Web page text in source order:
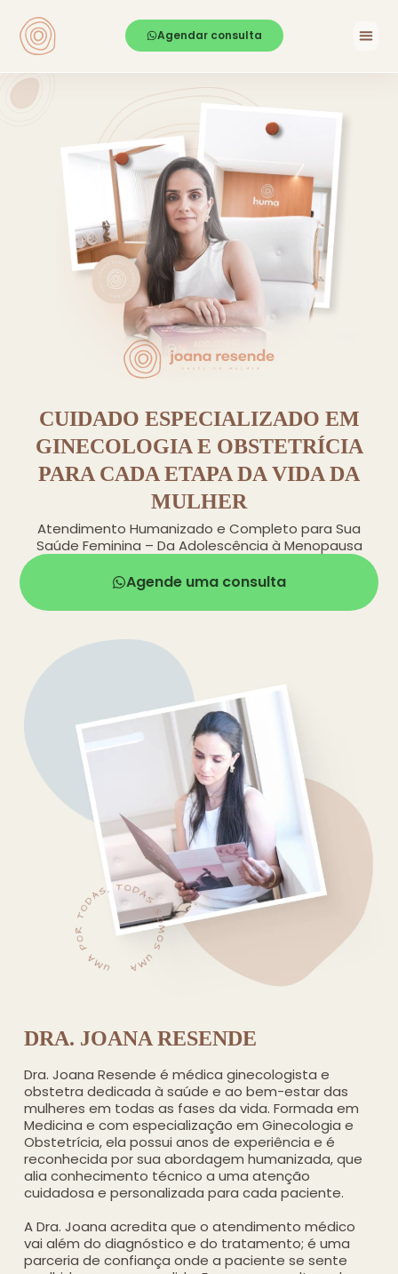
Agendar consulta
CUIDADO ESPECIALIZADO EM
GINECOLOGIA E OBSTETRÍCIA
PARA CADA ETAPA DA VIDA DA
MULHER
Atendimento Humanizado e Completo para Sua
Saúde Feminina – Da Adolescência à Menopausa
Agende uma consulta
DRA. JOANA RESENDE
Dra. Joana Resende é médica ginecologista e
obstetra dedicada à saúde e ao bem-estar das
mulheres em todas as fases da vida. Formada em
Medicina e com especialização em Ginecologia e
Obstetrícia, ela possui anos de experiência e é
reconhecida por sua abordagem humanizada, que
alia conhecimento técnico a uma atenção
cuidadosa e personalizada para cada paciente.
A Dra. Joana acredita que o atendimento médico
vai além do diagnóstico e do tratamento; é uma
parceria de confiança onde a paciente se sente